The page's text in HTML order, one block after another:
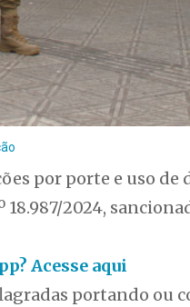
por porte e uso de
2024,
Acesse aqui
portando ou